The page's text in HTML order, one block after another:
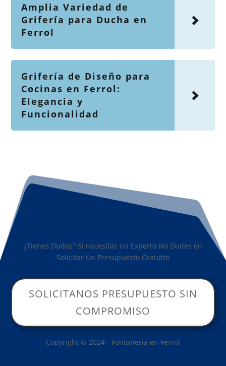
Amplia Variedad de
Grifería para Ducha en
Ferrol
Grifería de Diseño para
Cocinas en Ferrol:
Elegancia y
Funcionalidad
¿Tienes Dudas? Si necesitas un Experto No Dudes en
Solicitar Un Presupuesto Gratuito
SOLICITANOS PRESUPUESTO SIN
COMPROMISO
Copyright © 2024 - Fontanería en Ferrol